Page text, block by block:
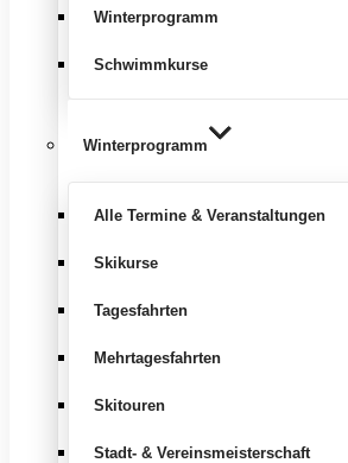
Winterprogramm
Schwimmkurse
Winterprogramm
Alle Termine & Veranstaltungen
Skikurse
Tagesfahrten
Mehrtagesfahrten
Skitouren
Stadt- & Vereinsmeisterschaft